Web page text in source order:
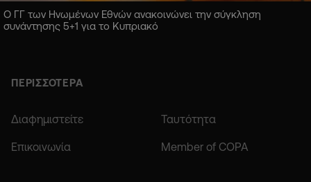
Ο ΓΓ των Ηνωμένων Εθνών ανακοινώνει την σύγκληση
συνάντησης 5+1 για το Κυπριακό
ΠΕΡΙΣΣΟΤΕΡΑ
Διαφημιστείτε Ταυτότητα
Επικοινωνία Member of COPA